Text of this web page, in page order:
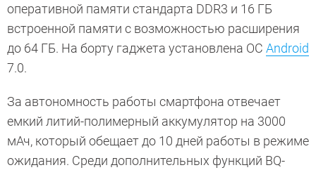
оперативной памяти стандарта DDR3 и 16 ГБ
встроенной памяти с возможностью расширения
до 64 ГБ. На борту гаджета установлена ОС Android
7.0.
За автономность работы смартфона отвечает
емкий литий-полимерный аккумулятор на 3000
мАч, который обещает до 10 дней работы в режиме
ожидания. Среди дополнительных функций BQ-